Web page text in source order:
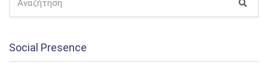
ΓΙΑ:
Social Presence